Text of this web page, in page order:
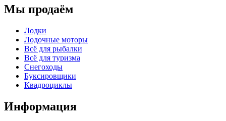
Мы продаём
Лодки
Лодочные моторы
Всё для рыбалки
Всё для туризма
Снегоходы
Буксировщики
Квадроциклы
Информация